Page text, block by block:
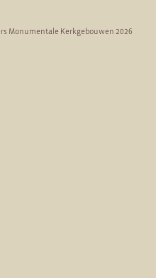
Monumentale Kerkgebouwen 2026